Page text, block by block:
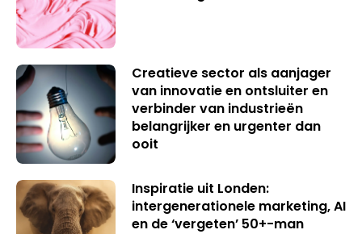
Creatieve sector als aanjager
van innovatie en ontsluiter en
verbinder van industrieën
belangrijker en urgenter dan
ooit
Inspiratie uit Londen:
intergenerationele marketing, AI
en de ‘vergeten’ 50+-man